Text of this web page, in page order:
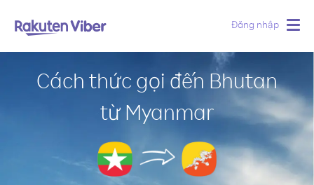
Đăng nhập
Cách thức gọi đến Bhutan
từ Myanmar